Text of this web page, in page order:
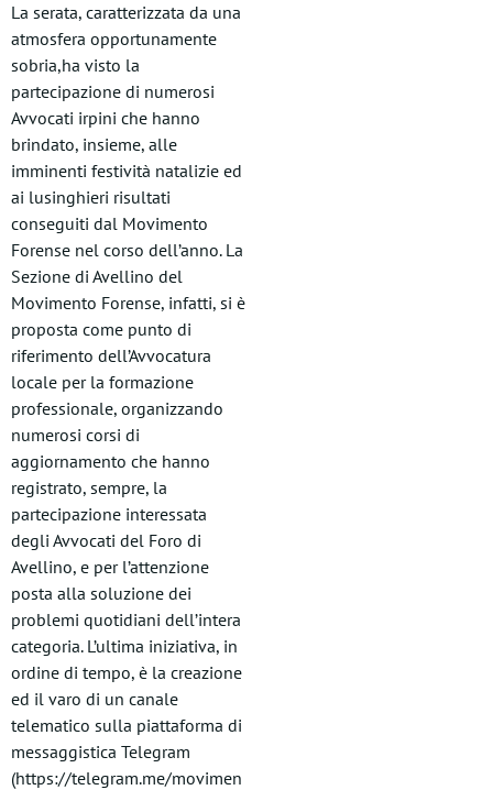
La serata, caratterizzata da una
atmosfera opportunamente
sobria,ha visto la
partecipazione di numerosi
Avvocati irpini che hanno
brindato, insieme, alle
imminenti festività natalizie ed
ai lusinghieri risultati
conseguiti dal Movimento
Forense nel corso dell’anno. La
Sezione di Avellino del
Movimento Forense, infatti, si è
proposta come punto di
riferimento dell’Avvocatura
locale per la formazione
professionale, organizzando
numerosi corsi di
aggiornamento che hanno
registrato, sempre, la
partecipazione interessata
degli Avvocati del Foro di
Avellino, e per l’attenzione
posta alla soluzione dei
problemi quotidiani dell’intera
categoria. L’ultima iniziativa, in
ordine di tempo, è la creazione
ed il varo di un canale
telematico sulla piattaforma di
messaggistica Telegram
(https://telegram.me/movimen